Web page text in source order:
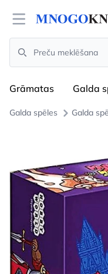
Open menu
Search
Grāmatas Galda
Galda spēles Galda